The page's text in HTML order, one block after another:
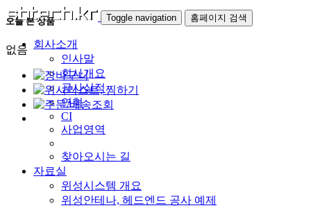
Toggle navigation 홈페이지 검색
회사소개
인사말
회사개요
공사실적
연혁
CI
사업영역
찾아오시는 길
자료실
위성시스템 개요
위성안테나, 헤드엔드 공사 예제
오늘 본 상품
없음